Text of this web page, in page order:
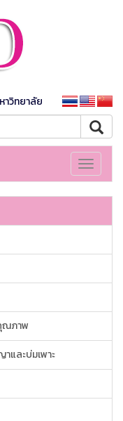
าวิทยาลัย
Toggle
ณภาพ
และบ่มเพาะ